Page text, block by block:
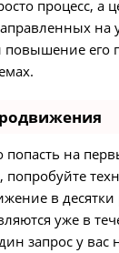
процесс, а
на
повышение его
попасть на
попробуйте
в
уже в
запрос у вас